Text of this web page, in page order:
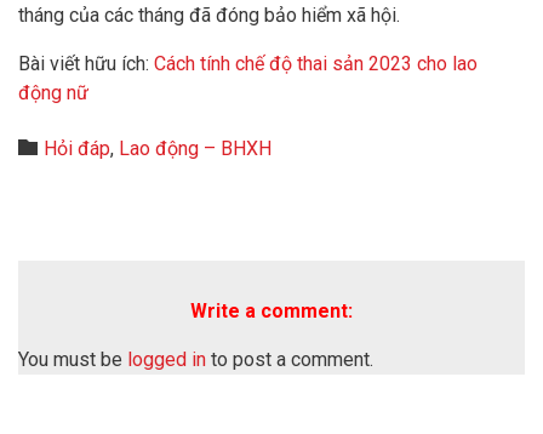
tháng của các tháng đã đóng bảo hiểm xã hội.
Bài viết hữu ích: Cách tính chế độ thai sản 2023 cho lao
động nữ
 Category
Hỏi đáp, Lao động – BHXH
Write a comment:
You must be logged in to post a comment.